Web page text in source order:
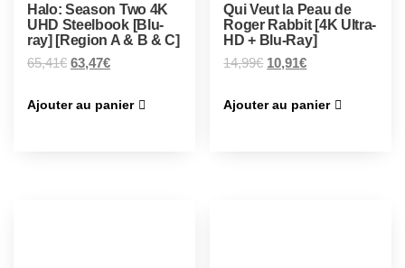
Halo: Season Two 4K
UHD Steelbook [Blu-
ray] [Region A & B & C]
65,41€ 63,47€
Ajouter au panier
Qui Veut la Peau de
Roger Rabbit [4K Ultra-
HD + Blu-Ray]
14,99€ 10,91€
Ajouter au panier